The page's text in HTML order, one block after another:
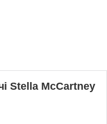
Stella McCartney